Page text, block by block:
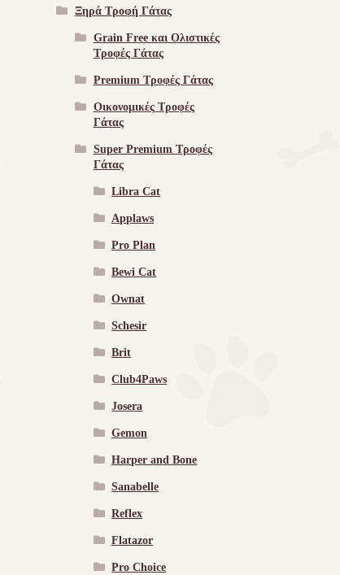
Ξηρά Τροφή Γάτας
Grain Free και Ολιστικές
Τροφές Γάτας
Premium Τροφές Γάτας
Οικονομικές Τροφές
Γάτας
Super Premium Τροφές
Γάτας
Libra Cat
Applaws
Pro Plan
Bewi Cat
Ownat
Schesir
Brit
Club4Paws
Josera
Gemon
Harper and Bone
Sanabelle
Reflex
Flatazor
Pro Choice